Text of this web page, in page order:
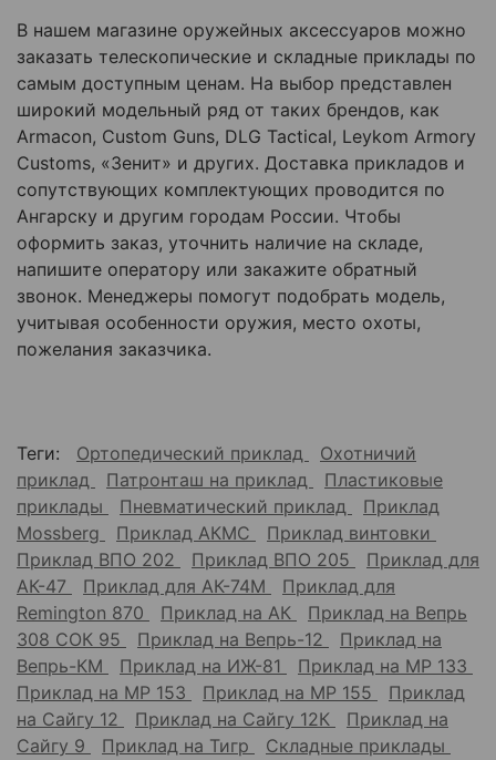
В нашем магазине оружейных аксессуаров можно
заказать телескопические и складные приклады по
самым доступным ценам. На выбор представлен
широкий модельный ряд от таких брендов, как
Armacon, Custom Guns, DLG Tactical, Leykom Armory
Customs, «Зенит» и других. Доставка прикладов и
сопутствующих комплектующих проводится по
Ангарску и другим городам России. Чтобы
оформить заказ, уточнить наличие на складе,
напишите оператору или закажите обратный
звонок. Менеджеры помогут подобрать модель,
учитывая особенности оружия, место охоты,
пожелания заказчика.
Теги: Ортопедический приклад
Охотничий
приклад
Патронташ на приклад
Пластиковые
приклады
Пневматический приклад
Приклад
Mossberg
Приклад АКМС
Приклад винтовки
Приклад ВПО 202
Приклад ВПО 205
Приклад для
АК-47
Приклад для АК-74М
Приклад для
Remington 870
Приклад на АК
Приклад на Вепрь
308 СОК 95
Приклад на Вепрь-12
Приклад на
Вепрь-КМ
Приклад на ИЖ-81
Приклад на МР 133
Приклад на МР 153
Приклад на МР 155
Приклад
на Сайгу 12
Приклад на Сайгу 12К
Приклад на
Сайгу 9
Приклад на Тигр
Складные приклады